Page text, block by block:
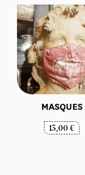
MASQUES
13,00€